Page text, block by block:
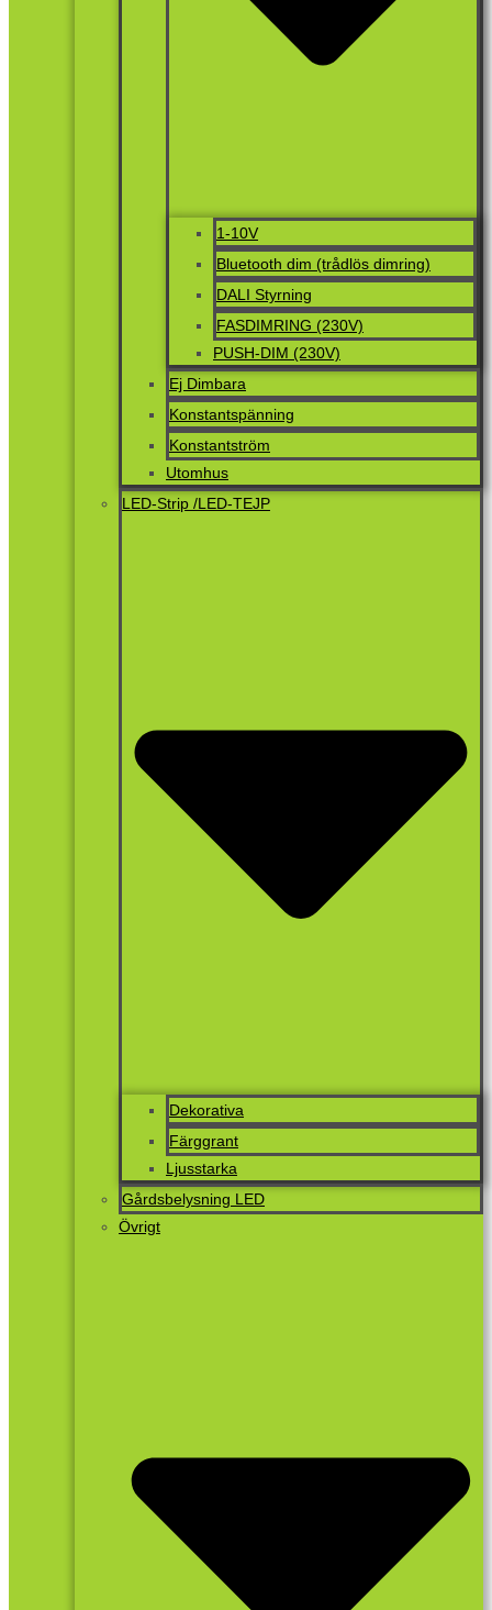
1-10V
Bluetooth dim (trådlös dimring)
DALI Styrning
FASDIMRING (230V)
PUSH-DIM (230V)
Ej Dimbara
Konstantspänning
Konstantström
Utomhus
LED-Strip /LED-TEJP
Dekorativa
Färggrant
Ljusstarka
Gårdsbelysning LED
Övrigt